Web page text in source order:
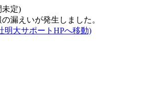
未定)
漏えいが発生しました。
明大サポートHPへ移動)